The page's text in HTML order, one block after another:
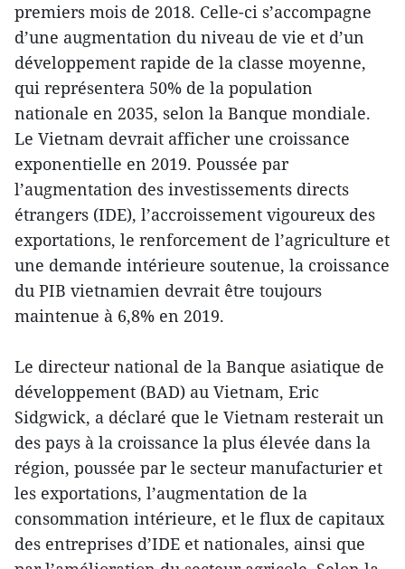
premiers mois de 2018. Celle-ci s’accompagne
d’une augmentation du niveau de vie et d’un
développement rapide de la classe moyenne,
qui représentera 50% de la population
nationale en 2035, selon la Banque mondiale.
Le Vietnam devrait afficher une croissance
exponentielle en 2019. Poussée par
l’augmentation des investissements directs
étrangers (IDE), l’accroissement vigoureux des
exportations, le renforcement de l’agriculture et
une demande intérieure soutenue, la croissance
du PIB vietnamien devrait être toujours
maintenue à 6,8% en 2019.
Le directeur national de la Banque asiatique de
développement (BAD) au Vietnam, Eric
Sidgwick, a déclaré que le Vietnam resterait un
des pays à la croissance la plus élevée dans la
région, poussée par le secteur manufacturier et
les exportations, l’augmentation de la
consommation intérieure, et le flux de capitaux
des entreprises d’IDE et nationales, ainsi que